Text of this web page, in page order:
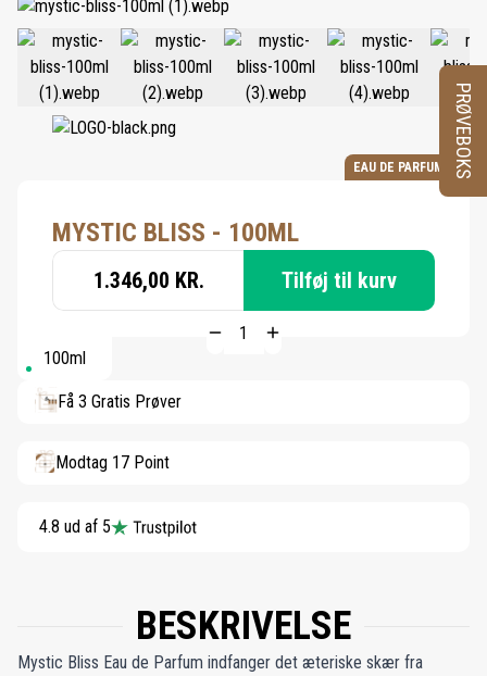
EAU DE PARFUM
MYSTIC BLISS - 100ML
1.346,00 KR. Tilføj til kurv
100ml
Få 3 Gratis Prøver
Modtag 17 Point
4.8 ud af 5
BESKRIVELSE
Mystic Bliss Eau de Parfum indfanger det æteriske skær fra
PRØVEBOKS